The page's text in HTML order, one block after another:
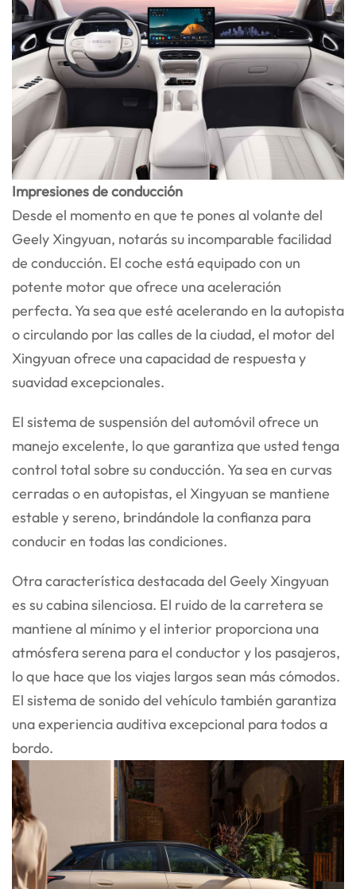
Impresiones de conducción
Desde el momento en que te pones al volante del
Geely Xingyuan, notarás su incomparable facilidad
de conducción. El coche está equipado con un
potente motor que ofrece una aceleración
perfecta. Ya sea que esté acelerando en la autopista
o circulando por las calles de la ciudad, el motor del
Xingyuan ofrece una capacidad de respuesta y
suavidad excepcionales.
El sistema de suspensión del automóvil ofrece un
manejo excelente, lo que garantiza que usted tenga
control total sobre su conducción. Ya sea en curvas
cerradas o en autopistas, el Xingyuan se mantiene
estable y sereno, brindándole la confianza para
conducir en todas las condiciones.
Otra característica destacada del Geely Xingyuan
es su cabina silenciosa. El ruido de la carretera se
mantiene al mínimo y el interior proporciona una
atmósfera serena para el conductor y los pasajeros,
lo que hace que los viajes largos sean más cómodos.
El sistema de sonido del vehículo también garantiza
una experiencia auditiva excepcional para todos a
bordo.